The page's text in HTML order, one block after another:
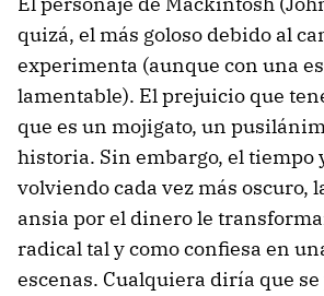
quizá, el más goloso debido al
experimenta (aunque con una
lamentable). El prejuicio que
que es un mojigato, un
historia. Sin embargo, el tiempo
volviendo cada vez más oscuro,
ansia por el dinero le
radical tal y como confiesa en
escenas. Cualquiera diría que